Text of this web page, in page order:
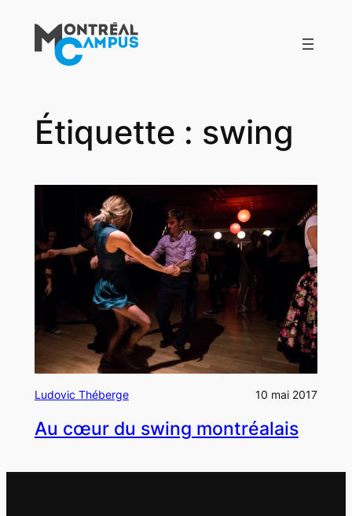
contenu
Étiquette : swing
Ludovic Théberge 10 mai 2017
Au cœur du swing montréalais